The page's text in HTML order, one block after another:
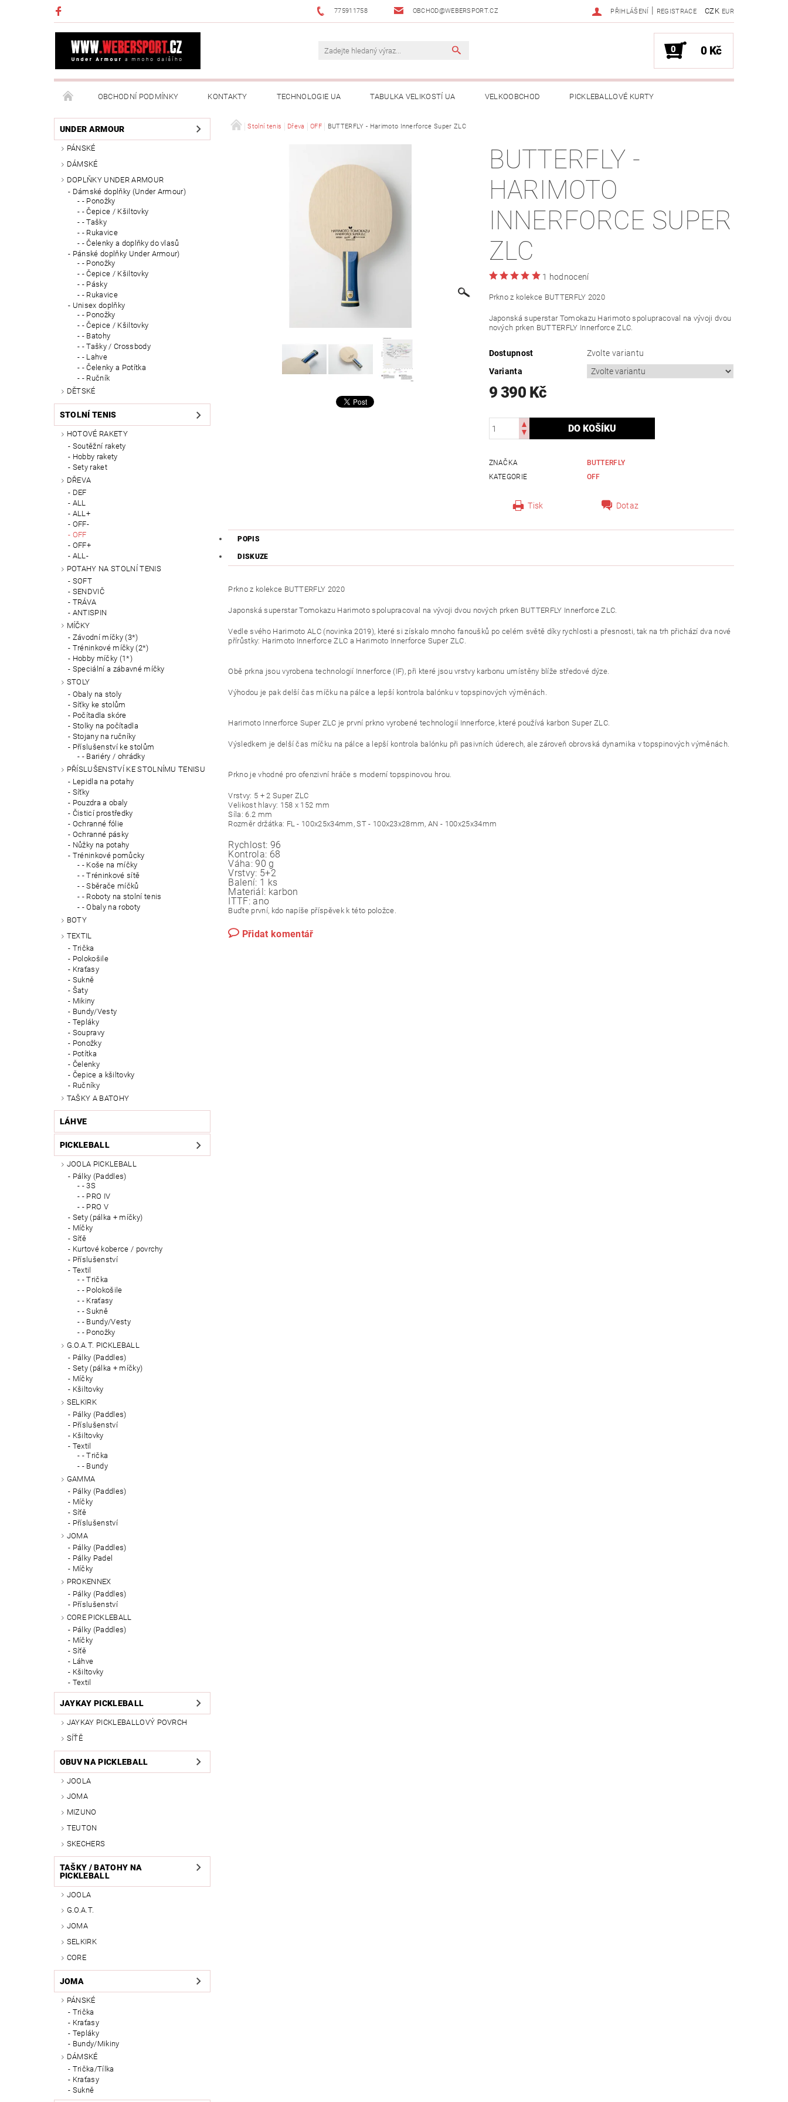
775911758 OBCHOD@WEBERSPORT.CZ CZK EUR
PŘIHLÁŠENÍ | REGISTRACE
0 0 Kč
OBCHODNÍ PODMÍNKY KONTAKTY TECHNOLOGIE UA TABULKA VELIKOSTÍ UA VELKOOBCHOD PICKLEBALLOVÉ KURTY
NAPIŠTE NÁM MOJE OBJEDNÁVKA
UNDER ARMOUR
PÁNSKÉ
DÁMSKÉ
DOPLŇKY UNDER ARMOUR
Dámské doplňky (Under Armour)
- Ponožky
- Čepice / Kšiltovky
- Tašky
- Rukavice
- Čelenky a doplňky do vlasů
Pánské doplňky Under Armour)
- Ponožky
- Čepice / Kšiltovky
- Pásky
- Rukavice
Unisex doplňky
- Ponožky
- Čepice / Kšiltovky
- Batohy
- Tašky / Crossbody
- Lahve
- Čelenky a Potítka
- Ručník
DĚTSKÉ
STOLNÍ TENIS
HOTOVÉ RAKETY
Soutěžní rakety
Hobby rakety
Sety raket
DŘEVA
DEF
ALL
ALL+
OFF-
OFF
OFF+
ALL-
POTAHY NA STOLNÍ TENIS
SOFT
SENDVIČ
TRÁVA
ANTISPIN
MÍČKY
Závodní míčky (3*)
Tréninkové míčky (2*)
Hobby míčky (1*)
Speciální a zábavné míčky
STOLY
Obaly na stoly
Síťky ke stolům
Počítadla skóre
Stolky na počítadla
Stojany na ručníky
Příslušenství ke stolům
- Bariéry / ohrádky
PŘÍSLUŠENSTVÍ KE STOLNÍMU TENISU
Lepidla na potahy
Síťky
Pouzdra a obaly
Čisticí prostředky
Ochranné fólie
Ochranné pásky
Nůžky na potahy
Tréninkové pomůcky
- Koše na míčky
- Tréninkové sítě
- Sběrače míčků
- Roboty na stolní tenis
- Obaly na roboty
BOTY
TEXTIL
Trička
Polokošile
Kraťasy
Sukně
Šaty
Mikiny
Bundy/Vesty
Tepláky
Soupravy
Ponožky
Potítka
Čelenky
Čepice a kšiltovky
Ručníky
TAŠKY A BATOHY
LÁHVE
PICKLEBALL
JOOLA PICKLEBALL
Pálky (Paddles)
- 3S
- PRO IV
- PRO V
Sety (pálka + míčky)
Míčky
Síťě
Kurtové koberce / povrchy
Příslušenství
Textil
- Trička
- Polokošile
- Kraťasy
- Sukně
- Bundy/Vesty
- Ponožky
G.O.A.T. PICKLEBALL
Pálky (Paddles)
Sety (pálka + míčky)
Míčky
Kšiltovky
SELKIRK
Pálky (Paddles)
Příslušenství
Kšiltovky
Textil
- Trička
- Bundy
GAMMA
Pálky (Paddles)
Míčky
Síťě
Příslušenství
JOMA
Pálky (Paddles)
Pálky Padel
Míčky
PROKENNEX
Pálky (Paddles)
Příslušenství
CORE PICKLEBALL
Pálky (Paddles)
Míčky
Síťě
Láhve
Kšiltovky
Textil
JAYKAY PICKLEBALL
JAYKAY PICKLEBALLOVÝ POVRCH
SÍŤĚ
OBUV NA PICKLEBALL
JOOLA
JOMA
MIZUNO
TEUTON
SKECHERS
TAŠKY / BATOHY NA
PICKLEBALL
JOOLA
G.O.A.T.
JOMA
SELKIRK
CORE
JOMA
PÁNSKÉ
Trička
Kraťasy
Tepláky
Bundy/Mikiny
DÁMSKÉ
Trička/Tílka
Kraťasy
Sukně
Stolní tenis Dřeva OFF BUTTERFLY - Harimoto Innerforce Super ZLC
BUTTERFLY -
HARIMOTO
INNERFORCE SUPER
ZLC
1 hodnocení
Prkno z kolekce BUTTERFLY 2020
Japonská superstar Tomokazu Harimoto spolupracoval na vývoji dvou
nových prken BUTTERFLY Innerforce ZLC.
Dostupnost
Zvolte variantu
Varianta
9 390 Kč
ZNAČKA
BUTTERFLY
KATEGORIE
OFF
Tisk Dotaz
POPIS
DISKUZE
Prkno z kolekce BUTTERFLY 2020
Japonská superstar Tomokazu Harimoto spolupracoval na vývoji dvou nových prken BUTTERFLY Innerforce ZLC.
Vedle svého Harimoto ALC (novinka 2019), které si získalo mnoho fanoušků po celém světě díky rychlosti a přesnosti, tak na trh přichází dva nové
přírůstky: Harimoto Innerforce ZLC a Harimoto Innerforce Super ZLC.
Obě prkna jsou vyrobena technologií Innerforce (IF), při které jsou vrstvy karbonu umístěny blíže středové dýze.
Výhodou je pak delší čas míčku na pálce a lepší kontrola balónku v topspinových výměnách.
Harimoto Innerforce Super ZLC je první prkno vyrobené technologií Innerforce, které používá karbon Super ZLC.
Výsledkem je delší čas míčku na pálce a lepší kontrola balónku při pasivních úderech, ale zároveň obrovská dynamika v topspinových výměnách.
Prkno je vhodné pro ofenzivní hráče s moderní topspinovou hrou.
Vrstvy: 5 + 2 Super ZLC
Velikost hlavy: 158 x 152 mm
Síla: 6.2 mm
Rozměr držátka: FL - 100x25x34mm, ST - 100x23x28mm, AN - 100x25x34mm
Rychlost: 96
Kontrola: 68
Váha:90 g
Vrstvy: 5+2
Balení: 1 ks
Materiál: karbon
ITTF:ano
Buďte první, kdo napíše příspěvek k této položce.
Přidat komentář